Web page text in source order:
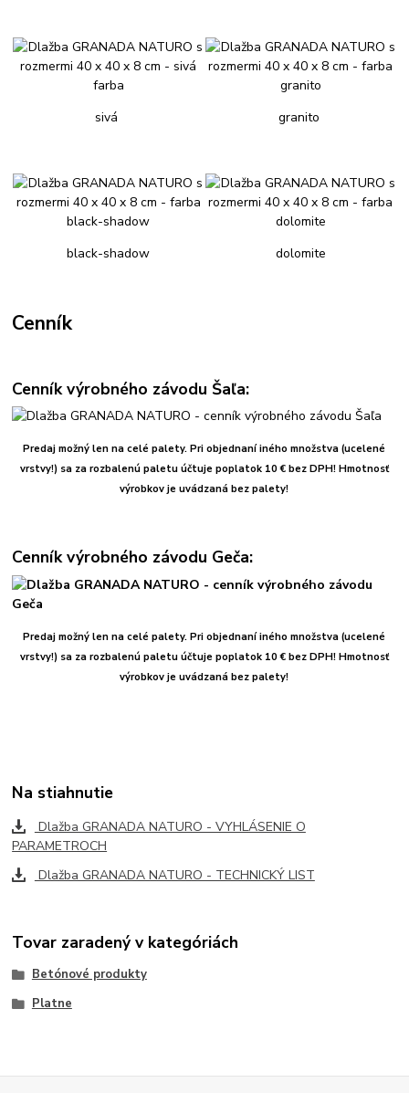
sivá granito
black-shadow dolomite
Cenník
Cenník výrobného závodu Šaľa:
Predaj možný len na celé palety. Pri objednaní iného množstva (ucelené
vrstvy!) sa za rozbalenú paletu účtuje poplatok 10 € bez DPH! Hmotnosť
výrobkov je uvádzaná bez palety!
Cenník výrobného závodu Geča:
Predaj možný len na celé palety. Pri objednaní iného množstva (ucelené
vrstvy!) sa za rozbalenú paletu účtuje poplatok 10 € bez DPH! Hmotnosť
výrobkov je uvádzaná bez palety!
Na stiahnutie
Dlažba GRANADA NATURO - VYHLÁSENIE O
PARAMETROCH
Dlažba GRANADA NATURO - TECHNICKÝ LIST
Tovar zaradený v kategóriách
Betónové produkty
Platne